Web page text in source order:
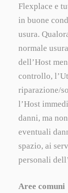
Flexplace e
in buone
usura.
normale
dell’Host
controllo,
riparazione/
l’Host
danni, ma
eventuali
spazio, ai
personali
Aree comuni